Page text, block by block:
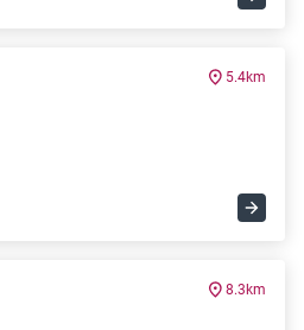
5.4km
8.3km